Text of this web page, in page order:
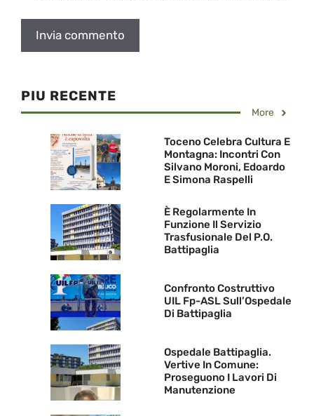
PIU RECENTE
More
Toceno Celebra Cultura E
Montagna: Incontri Con
Silvano Moroni, Edoardo
E Simona Raspelli
È Regolarmente In
Funzione Il Servizio
Trasfusionale Del P.O.
Battipaglia
Confronto Costruttivo
UIL Fp-ASL Sull’Ospedale
Di Battipaglia
Ospedale Battipaglia.
Vertive In Comune:
Proseguono I Lavori Di
Manutenzione